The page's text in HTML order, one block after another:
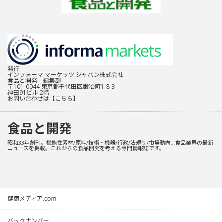
発行
インフォーマ マーケッツ ジャパン株式会社
食品と開発 編集部
〒101-0044 東京都千代田区鍛冶町1-8-3
神田91ビル 2階
お問い合わせは 【こちら】
食品と開発
昭和33年創刊。機能性素材/原料/技術・機器/行政/法規制/市場動向…食品業界の最新
ニュースを掲載。これからの食品開発を考える専門情報誌です。
健康メディア.com